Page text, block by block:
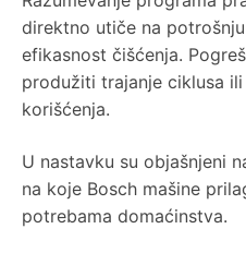
direktno utiče na
efikasnost čišćenja.
produžiti trajanje ciklusa
korišćenja.
U nastavku su objašnjeni
na koje Bosch mašine
potrebama domaćinstva.